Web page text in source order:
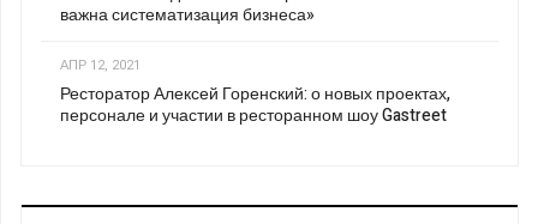
важна систематизация бизнеса»
АПР 12, 2021
Ресторатор Алексей Горенский: о новых проектах,
персонале и участии в ресторанном шоу Gastreet